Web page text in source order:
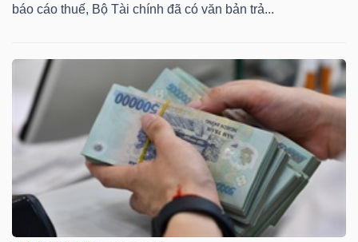
báo cáo thuế, Bộ Tài chính đã có văn bản trả...